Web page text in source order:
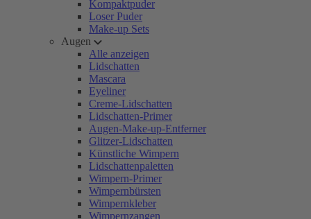
Kompaktpuder
Loser Puder
Make-up Sets
Augen
Alle anzeigen
Lidschatten
Mascara
Eyeliner
Creme-Lidschatten
Lidschatten-Primer
Augen-Make-up-Entferner
Glitzer-Lidschatten
Künstliche Wimpern
Lidschattenpaletten
Wimpern-Primer
Wimpernbürsten
Wimpernkleber
Wimpernzangen